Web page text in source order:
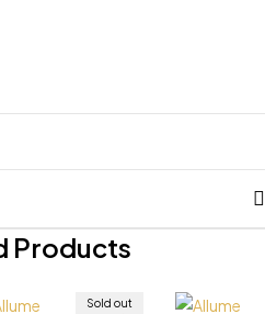
Products
Sold out